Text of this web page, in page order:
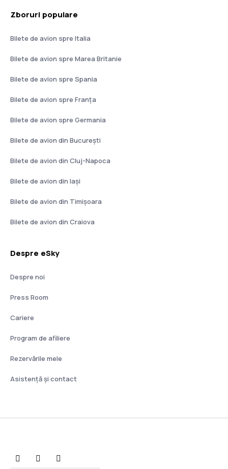
Zboruri populare
Bilete de avion spre Italia
Bilete de avion spre Marea Britanie
Bilete de avion spre Spania
Bilete de avion spre Franţa
Bilete de avion spre Germania
Bilete de avion din București
Bilete de avion din Cluj-Napoca
Bilete de avion din Iași
Bilete de avion din Timișoara
Bilete de avion din Craiova
Despre eSky
Despre noi
Press Room
Cariere
Program de afiliere
Rezervările mele
Asistenţă şi contact